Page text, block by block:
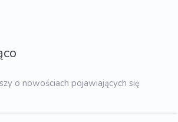
o nowościach pojawiających się